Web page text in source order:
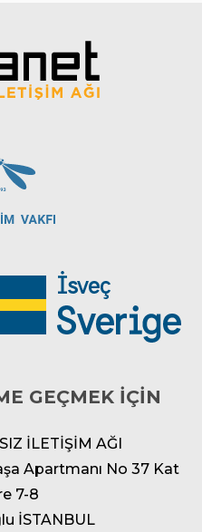
GEÇMEK İÇİN
İLETİŞİM AĞI
Apartmanı No 37 Kat
7-8
İSTANBUL